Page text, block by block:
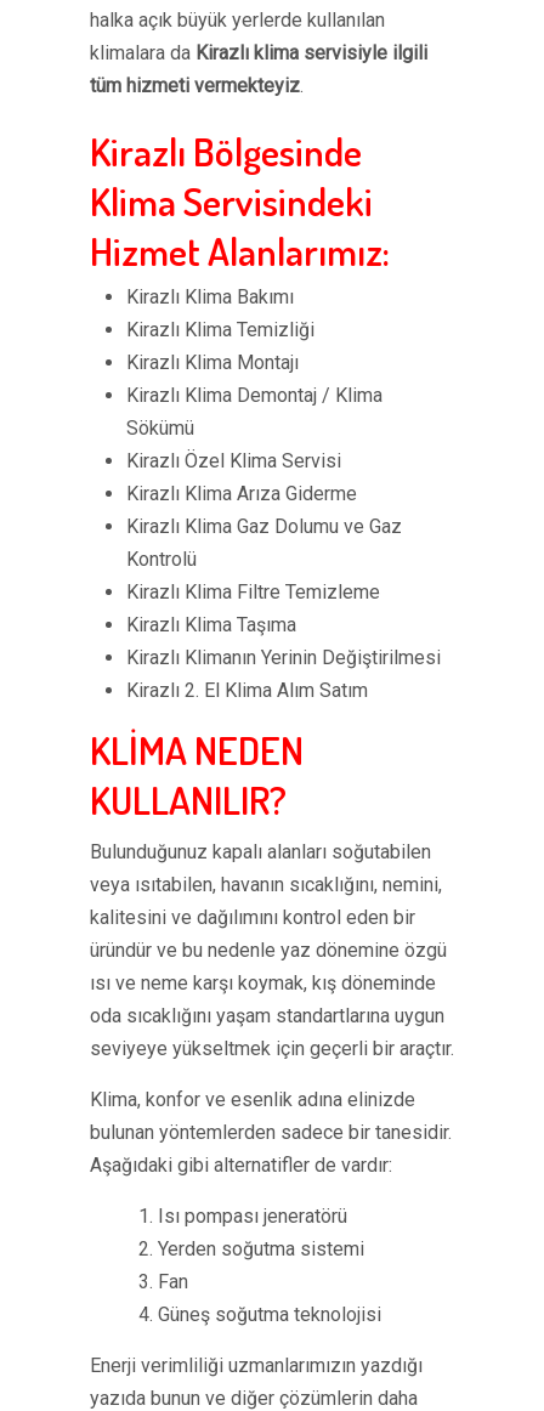
halka açık büyük yerlerde kullanılan
klimalara da Kirazlı klima servisiyle ilgili
tüm hizmeti vermekteyiz.
Kirazlı Bölgesinde
Klima Servisindeki
Hizmet Alanlarımız:
Kirazlı Klima Bakımı
Kirazlı Klima Temizliği
Kirazlı Klima Montajı
Kirazlı Klima Demontaj / Klima
Sökümü
Kirazlı Özel Klima Servisi
Kirazlı Klima Arıza Giderme
Kirazlı Klima Gaz Dolumu ve Gaz
Kontrolü
Kirazlı Klima Filtre Temizleme
Kirazlı Klima Taşıma
Kirazlı Klimanın Yerinin Değiştirilmesi
Kirazlı 2. El Klima Alım Satım
KLİMA NEDEN
KULLANILIR?
Bulunduğunuz kapalı alanları soğutabilen
veya ısıtabilen, havanın sıcaklığını, nemini,
kalitesini ve dağılımını kontrol eden bir
üründür ve bu nedenle yaz dönemine özgü
ısı ve neme karşı koymak, kış döneminde
oda sıcaklığını yaşam standartlarına uygun
seviyeye yükseltmek için geçerli bir araçtır.
Klima, konfor ve esenlik adına elinizde
bulunan yöntemlerden sadece bir tanesidir.
Aşağıdaki gibi alternatifler de vardır:
1. Isı pompası jeneratörü
2. Yerden soğutma sistemi
3. Fan
4. Güneş soğutma teknolojisi
Enerji verimliliği uzmanlarımızın yazdığı
yazıda bunun ve diğer çözümlerin daha